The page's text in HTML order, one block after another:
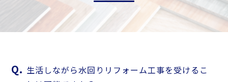
生活しながら水回りリフォーム工事を受けるこ